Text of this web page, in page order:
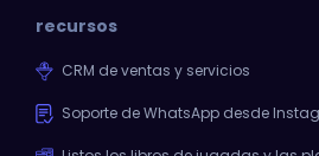
recursos
CRM de ventas y servicios
Soporte de WhatsApp desde